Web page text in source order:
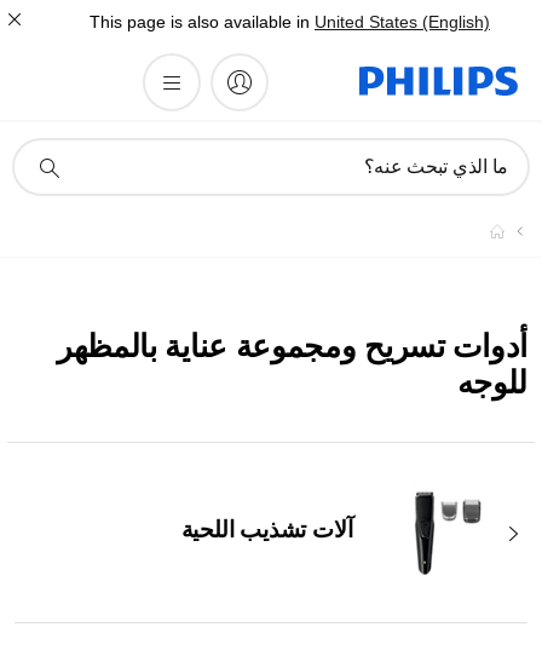
This page is also available in United States (English)
دعم
ما الذي تبحث عنه؟
أدوات تسريح ومجموعة عناية بالمظهر
للوجه
آلات تشذيب اللحية